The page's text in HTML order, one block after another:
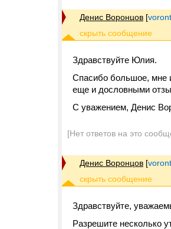
Денис Воронцов [
Здравствуйте Юлия.
Спасибо большое, мне
еще и дословными
С уважением, Денис
[Нет ответов на это
Денис Воронцов [
Здравствуйте,
Разрешите несколько